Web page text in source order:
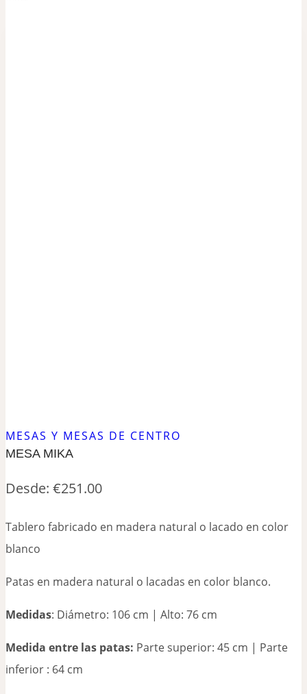
MESAS Y MESAS DE CENTRO
MESA MIKA
Desde: €251.00
Tablero fabricado en madera natural o lacado en color
blanco
Patas en madera natural o lacadas en color blanco.
Medidas: Diámetro: 106 cm | Alto: 76 cm
Medida entre las patas: Parte superior: 45 cm | Parte
inferior : 64 cm